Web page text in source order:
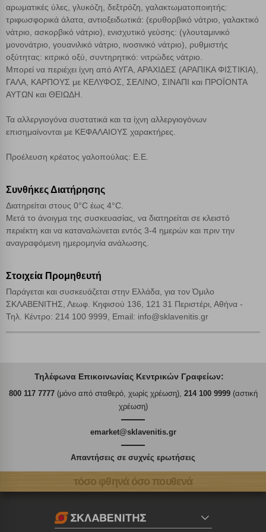
αρωματικές ύλες, γλυκόζη, δεξτρόζη, γαλακτωματοποιητής:
τριφωσφορικά άλατα, αντιοξειδωτικά: (ερυθορβικό νάτριο, γαλακτικό
νάτριο, ασκορβικό νάτριο), ενισχυτικό γεύσης: (γλουταμινικό
μονονάτριο, γουανιλικό νάτριο, ινοσινικό νάτριο), ρυθμιστής
οξύτητας: κιτρικό οξύ, συντηρητικό: νιτρώδες νάτριο.
Μπορεί να περιέχει ίχνη από ΑΥΓΑ, ΑΡΑΧΙΔΕΣ (ΑΡΑΠΙΚΑ ΦΙΣΤΙΚΙΑ),
ΓΑΛΑ, ΚΑΡΠΟΥΣ με ΚΕΛΥΦΟΣ, ΣΕΛΙΝΟ, ΣΙΝΑΠΙ και ΠΡΟΪΟΝΤΑ
ΑΥΤΩΝ και ΘΕΙΩΔΗ.
Τα αλλεργιογόνα συστατικά και τα ίχνη αλλεργιογόνων
επισημαίνονται με ΚΕΦΑΛΑΙΟΥΣ χαρακτήρες.
Προέλευση κρέατος γαλοπούλας: E.E.
Συνθήκες Διατήρησης
Διατηρείται στους 0°C έως 4°C.
Μετά το άνοιγμα της συσκευασίας, να διατηρείται σε κλειστό
περιέκτη και να καταναλώνεται εντός 3-4 ημερών και πριν την
αναγραφόμενη ημερομηνία ανάλωσης.
Στοιχεία Προμηθευτή
Παράγεται και συσκευάζεται στην Ελλάδα, για τον Όμιλο
ΣΚΛΑΒΕΝΙΤΗΣ, Λεωφ. Κηφισού 136, 121 31 Περιστέρι, Αθήνα -
Τηλ. Κέντρο: 214 100 9999, Email: info@sklavenitis.gr
Τηλέφωνα Επικοινωνίας Κεντρικών Γραφείων:
800 117 7777(μόνο από σταθερό, χωρίς χρέωση), 214 100 9999(αστική
χρέωση)
emarket@sklavenitis.gr
Απαντήσεις σε συχνές ερωτήσεις
τόσο φθηνά όσο πουθενά
Αποθήκευση ρυθμίσεων
Απόρριψη όλων
Αποδοχή όλων